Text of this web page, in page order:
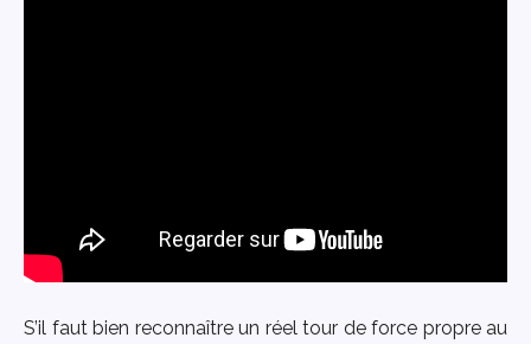
S’il faut bien reconnaître un réel tour de force propre au